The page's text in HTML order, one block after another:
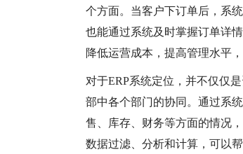
个方面。当客户下订单后，系
也能通过系统及时掌握订单详
降低运营成本，提高管理水平
对于ERP系统定位，并不仅仅
部中各个部门的协同。通过系
售、库存、财务等方面的情况
数据过滤、分析和计算，可以